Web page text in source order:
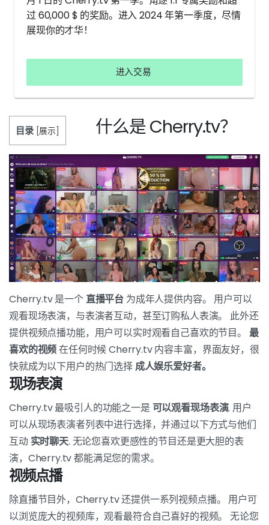
过 60,000 $ 的奖励。进入 2024 年第一季度，尽情
展现你的才华！
进入交易
目录 [展示 什么是 Cherry.tv？
Cherry.tv 是一个直播平台 为成年人提供内容。 用户可以
观看现场表演，与表演者互动，甚至订购私人表演。 此外还
提供视频点播功能，用户可以实时观看自己喜欢的节目。 最
喜欢的视频在任何时候 Cherry.tv 内容丰富，界面友好，很
快就成为以下用户的热门选择成人娱乐爱好者。
现场表演
Cherry.tv 最吸引人的功能之一是 可以观看现场表演. 用户
可以从现场表演者列表中进行选择，并通过以下方式与他们
互动 实时聊天. 无论您喜欢更感性的节目还是更大胆的表
演，Cherry.tv 都能满足您的需求。
视频点播
除直播节目外，Cherry.tv 还提供一系列视频点播。 用户可
以浏览庞大的视频库，观看最符合自己喜好的视频。 无论您